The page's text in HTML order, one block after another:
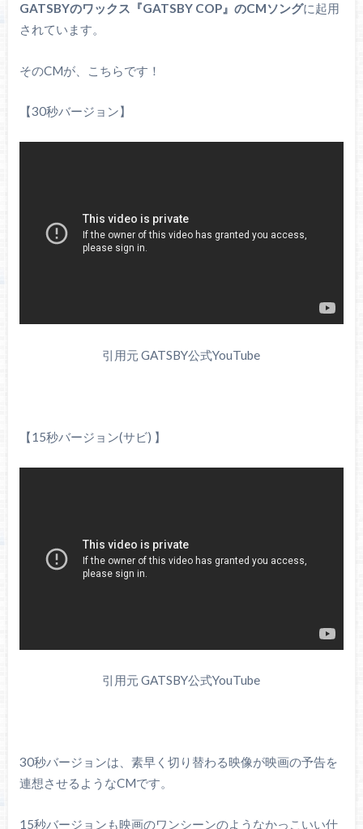
GATSBYのワックス『GATSBY COP』のCMソングに起用
されています。
そのCMが、こちらです！
【30秒バージョン】
引用元 GATSBY公式YouTube
【15秒バージョン(サビ) 】
引用元 GATSBY公式YouTube
30秒バージョンは、素早く切り替わる映像が映画の予告を
連想させるようなCMです。
15秒バージョンも映画のワンシーンのようなかっこいい仕